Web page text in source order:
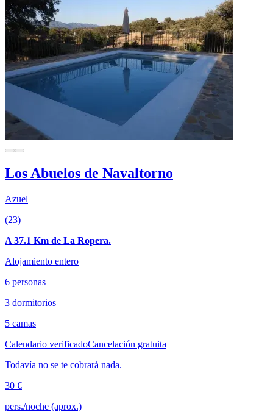
Los Abuelos de Navaltorno
Azuel
(23)
A 37.1 Km de La Ropera.
Alojamiento entero
6 personas
3 dormitorios
5 camas
Calendario verificadoCancelación gratuita
Todavía no se te cobrará nada.
30 €
pers./noche (aprox.)